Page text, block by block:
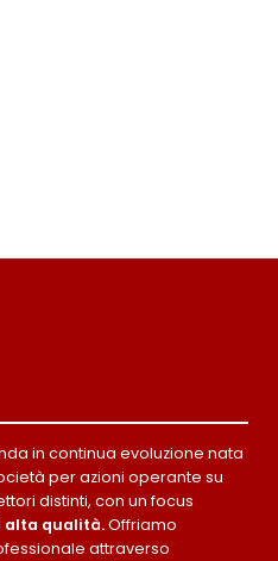
in continua evoluzione nata
per azioni operante su
distinti, con un focus
qualità.Offriamo
attraverso